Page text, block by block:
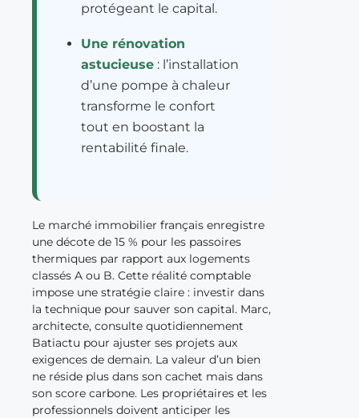
protégeant le capital.
Une rénovation
astucieuse : l’installation
d’une pompe à chaleur
transforme le confort
tout en boostant la
rentabilité finale.
Le marché immobilier français enregistre
une décote de 15 % pour les passoires
thermiques par rapport aux logements
classés A ou B. Cette réalité comptable
impose une stratégie claire : investir dans
la technique pour sauver son capital. Marc,
architecte, consulte quotidiennement
Batiactu pour ajuster ses projets aux
exigences de demain. La valeur d’un bien
ne réside plus dans son cachet mais dans
son score carbone. Les propriétaires et les
professionnels doivent anticiper les